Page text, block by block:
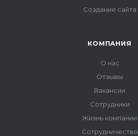
Создание сайта
КОМПАНИЯ
О нас
Отзывы
Вакансии
Сотрудники
Жизнь компании
Сотрудничество